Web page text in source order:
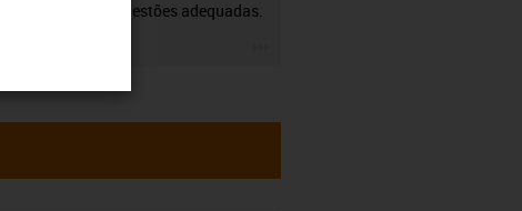
receba sugestões adequadas.